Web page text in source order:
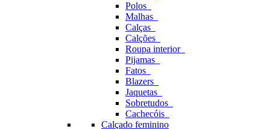
Polos
Malhas
Calças
Calções
Roupa interior
Pijamas
Fatos
Blazers
Jaquetas
Sobretudos
Cachecóis
Calçado feminino